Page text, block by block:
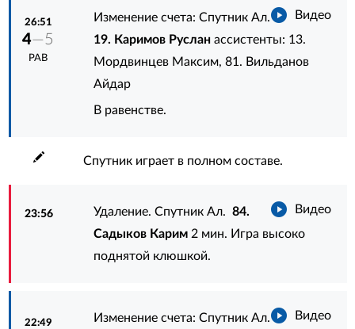
26:51
4—5
РАВ
Видео
Изменение счета: Спутник Ал.
19. Каримов Руслан ассистенты: 13.
Мордвинцев Максим,81. Вильданов
Айдар
В равенстве.
Спутник играет в полном составе.
23:56 Видео
Удаление. Спутник Ал.84.
Садыков Карим 2 мин. Игра высоко
поднятой клюшкой.
22:49
Видео
Изменение счета: Спутник Ал.